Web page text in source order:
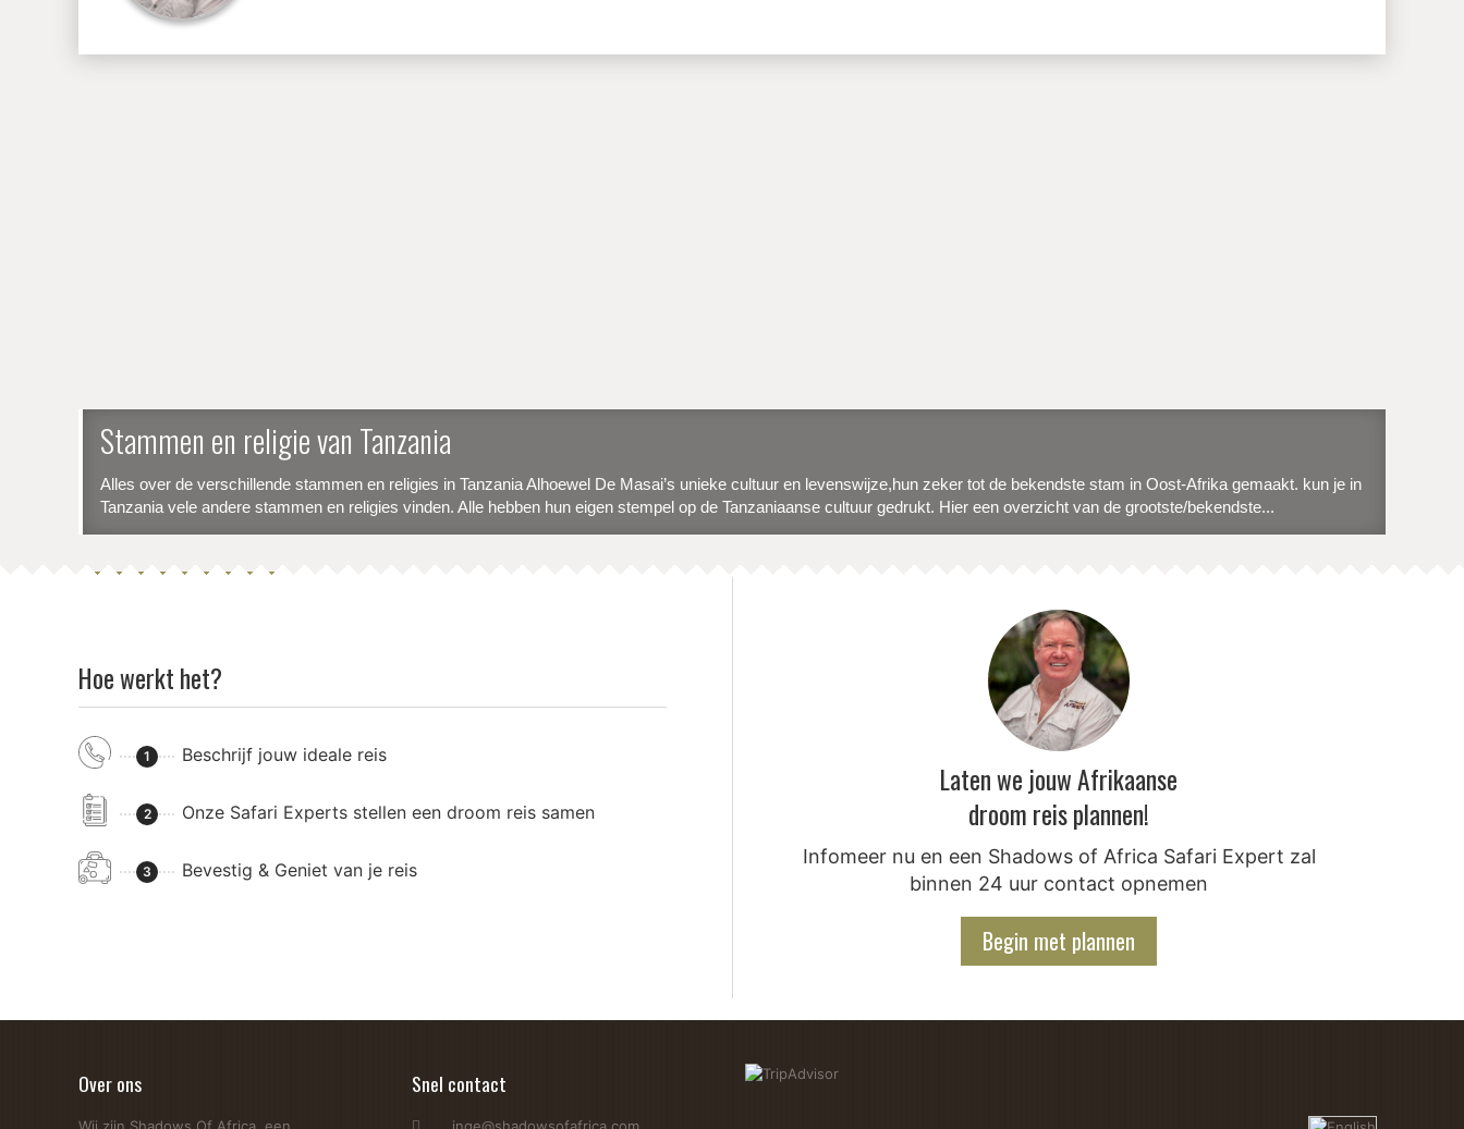
Stammen en religie van Tanzania
Alles over de verschillende stammen en religies in Tanzania Alhoewel De Masai’s unieke cultuur en levenswijze,hun zeker tot de bekendste stam in Oost-Afrika gemaakt. kun je in
Tanzania vele andere stammen en religies vinden. Alle hebben hun eigen stempel op de Tanzaniaanse cultuur gedrukt. Hier een overzicht van de grootste/bekendste...
je;hangmatten en palmbomen en natuurlijk luxe resorts die geweldige maaltijden en de mooiste cocktails serveren. En dat klopt helemaal! Zanzibars reputatie als DE
strandbestemming van...
Hoe werkt het?
1 Beschrijf jouw ideale reis
2 Onze Safari Experts stellen een droom reis samen
3 Bevestig & Geniet van je reis
Laten we jouw Afrikaanse
droom reis plannen!
Infomeer nu en een Shadows of Africa Safari Expert zal
binnen 24 uur contact opnemen
Begin met plannen
Over ons
Wij zijn Shadows Of Africa, een
Snel contact
inge@shadowsofafrica.com